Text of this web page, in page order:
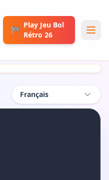
🏁
Play Jeu Bol
Rétro 26